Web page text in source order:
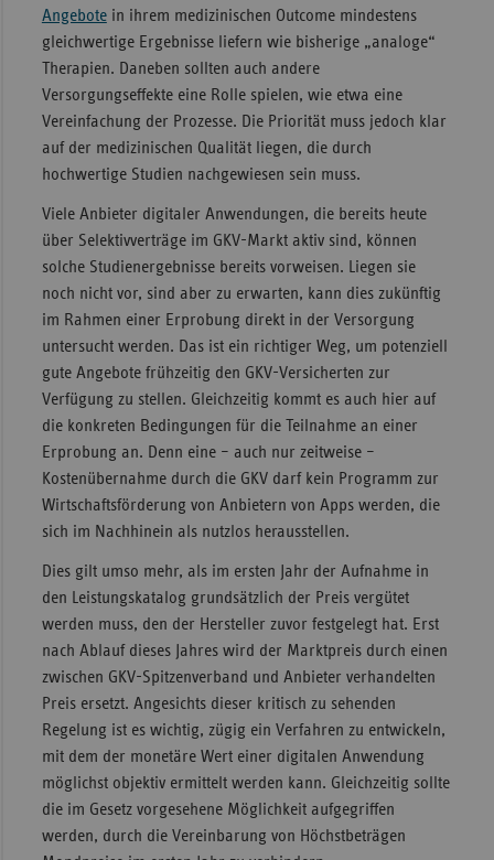
Angebotein ihrem medizinischen Outcome mindestens
gleichwertige Ergebnisse liefern wie bisherige „analoge“
Therapien. Daneben sollten auch andere
Versorgungseffekte eine Rolle spielen, wie etwa eine
Vereinfachung der Prozesse. Die Priorität muss jedoch klar
auf der medizinischen Qualität liegen, die durch
hochwertige Studien nachgewiesen sein muss.
Viele Anbieter digitaler Anwendungen, die bereits heute
über Selektivverträge im GKV-Markt aktiv sind, können
solche Studienergebnisse bereits vorweisen. Liegen sie
noch nicht vor, sind aber zu erwarten, kann dies zukünftig
im Rahmen einer Erprobung direkt in der Versorgung
untersucht werden. Das ist ein richtiger Weg, um potenziell
gute Angebote frühzeitig den GKV-Versicherten zur
Verfügung zu stellen. Gleichzeitig kommt es auch hier auf
die konkreten Bedingungen für die Teilnahme an einer
Erprobung an. Denn eine – auch nur zeitweise –
Kostenübernahme durch die GKV darf kein Programm zur
Wirtschaftsförderung von Anbietern von Apps werden, die
sich im Nachhinein als nutzlos herausstellen.
Dies gilt umso mehr, als im ersten Jahr der Aufnahme in
den Leistungskatalog grundsätzlich der Preis vergütet
werden muss, den der Hersteller zuvor festgelegt hat. Erst
nach Ablauf dieses Jahres wird der Marktpreis durch einen
zwischen GKV-Spitzenverband und Anbieter verhandelten
Preis ersetzt. Angesichts dieser kritisch zu sehenden
Regelung ist es wichtig, zügig ein Verfahren zu entwickeln,
mit dem der monetäre Wert einer digitalen Anwendung
möglichst objektiv ermittelt werden kann. Gleichzeitig sollte
die im Gesetz vorgesehene Möglichkeit aufgegriffen
werden, durch die Vereinbarung von Höchstbeträgen